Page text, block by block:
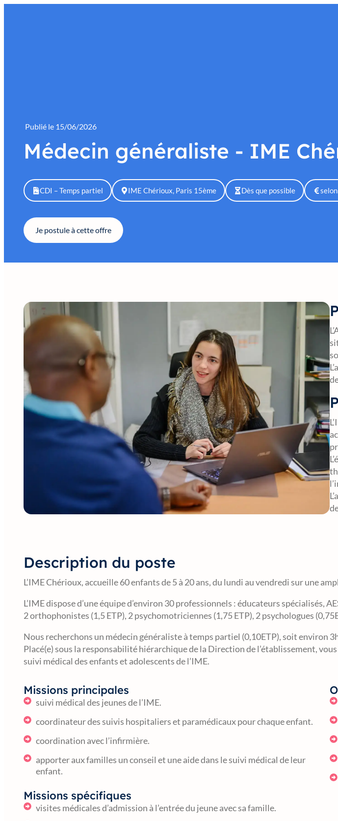
contenu
Publié le 15/06/2026
Médecin généraliste - IME
CDI – Temps partiel IME Chérioux, Paris 15ème Dès que possible
Je postule à cette offre
Description du poste
L’IME Chérioux, accueille 60 enfants de 5 à 20 ans, du lundi au vendredi sur une
L’IME dispose d’une équipe d’environ 30 professionnels : éducateurs spécialisés,
2 orthophonistes (1,5 ETP), 2 psychomotriciennes (1,75 ETP), 2 psychologues
Nous recherchons un médecin généraliste à temps partiel (0,10ETP), soit environ
Placé(e) sous la responsabilité hiérarchique de la Direction de l’établissement,
suivi médical des enfants et adolescents de l’IME.
Missions principales
suivi médical des jeunes de l’IME.
coordinateur des suivis hospitaliers et paramédicaux pour chaque enfant.
coordination avec l’infirmière.
apporter aux familles un conseil et une aide dans le suivi médical de leur
enfant.
Missions spécifiques
visites médicales d’admission à l’entrée du jeune avec sa famille.